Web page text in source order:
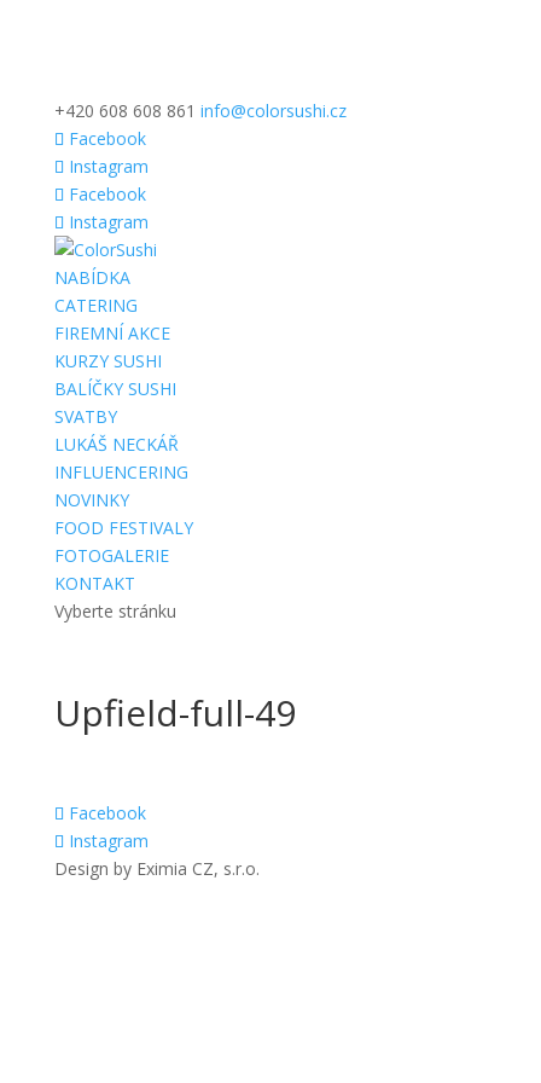
+420 608 608 861 info@colorsushi.cz
Facebook
Instagram
Facebook
Instagram
NABÍDKA
CATERING
FIREMNÍ AKCE
KURZY SUSHI
BALÍČKY SUSHI
SVATBY
LUKÁŠ NECKÁŘ
INFLUENCERING
NOVINKY
FOOD FESTIVALY
FOTOGALERIE
KONTAKT
Vyberte stránku
Upfield-full-49
Facebook
Instagram
Design by Eximia CZ, s.r.o.